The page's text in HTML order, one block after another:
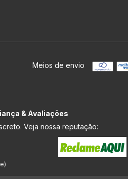
Meios de envio
& Avaliações
Veja nossa reputação: